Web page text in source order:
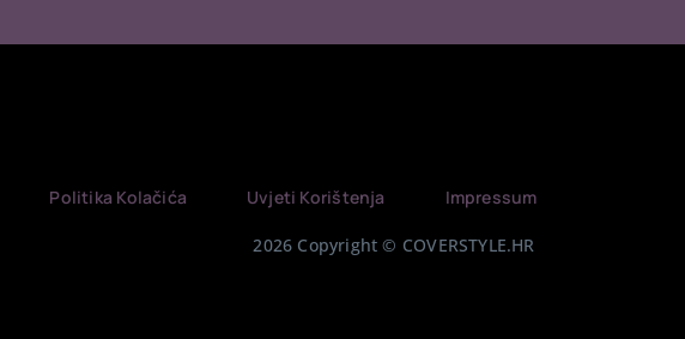
Politika Kolačića Uvjeti Korištenja Impressum
2026 Copyright © COVERSTYLE.HR